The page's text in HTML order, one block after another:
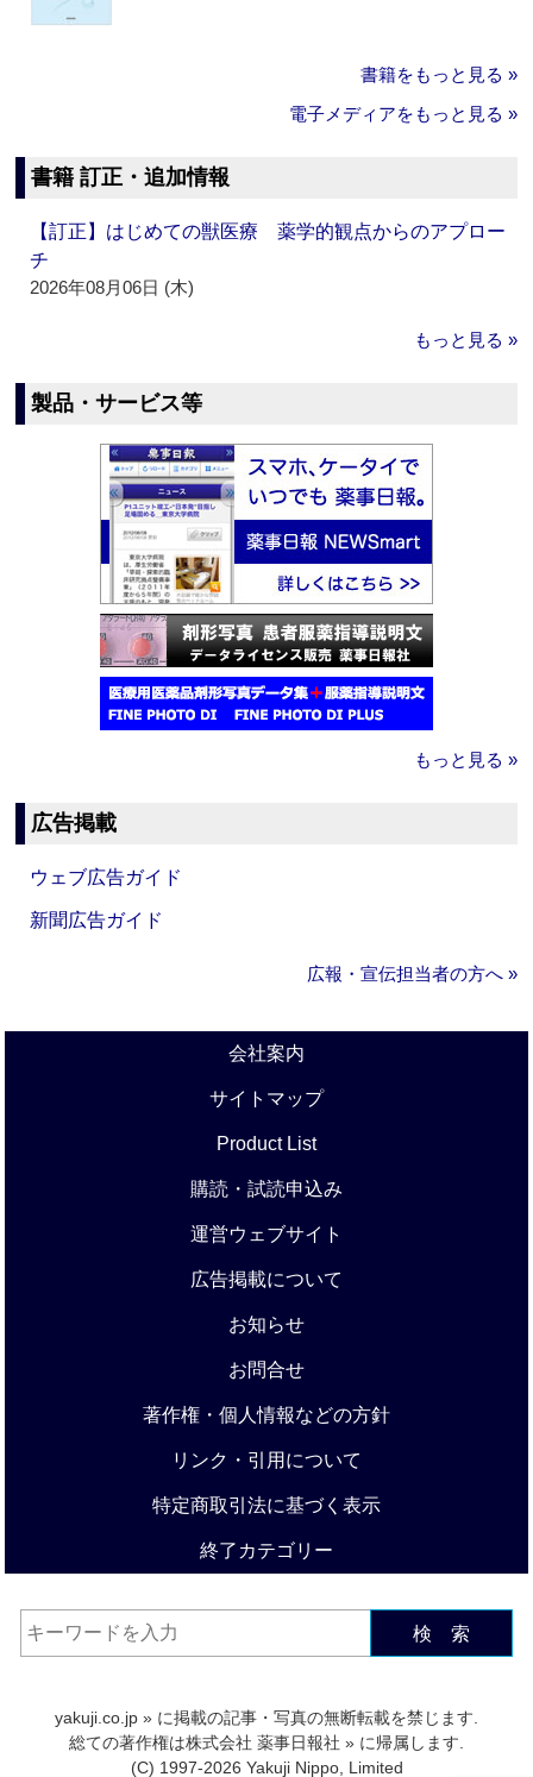
書籍をもっと見る »
電子メディアをもっと見る »
書籍 訂正・追加情報
【訂正】はじめての獣医療 薬学的観点からのアプロー
チ
2026年08月06日 (木)
もっと見る »
製品・サービス等
もっと見る »
広告掲載
ウェブ広告ガイド
新聞広告ガイド
広報・宣伝担当者の方へ »
会社案内
サイトマップ
Product List
購読・試読申込み
運営ウェブサイト
広告掲載について
お知らせ
お問合せ
著作権・個人情報などの方針
リンク・引用について
特定商取引法に基づく表示
終了カテゴリー
検 索
yakuji.co.jp » に掲載の記事・写真の無断転載を禁じます.
総ての著作権は株式会社 薬事日報社 » に帰属します.
(C) 1997-2026 Yakuji Nippo, Limited